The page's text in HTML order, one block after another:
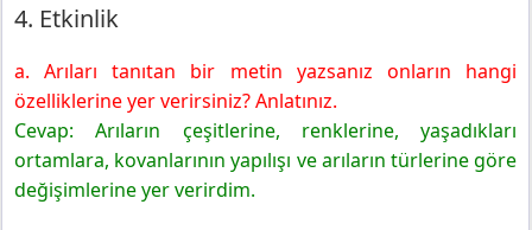
4. Etkinlik
a. Arıları tanıtan bir metin yazsanız onların hangi
özelliklerine yer verirsiniz? Anlatınız.
Cevap: Arıların çeşitlerine, renklerine, yaşadıkları
ortamlara, kovanlarının yapılışı ve arıların türlerine göre
değişimlerine yer verirdim.